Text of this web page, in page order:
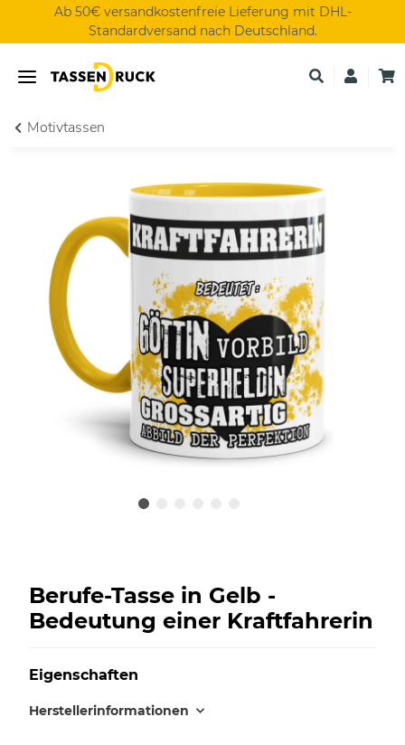
Ab 50€ versandkostenfreie Lieferung mit DHL-
Standardversand nach Deutschland.
Motivtassen
Berufe-Tasse in Gelb -
Bedeutung einer Kraftfahrerin
Eigenschaften
Herstellerinformationen